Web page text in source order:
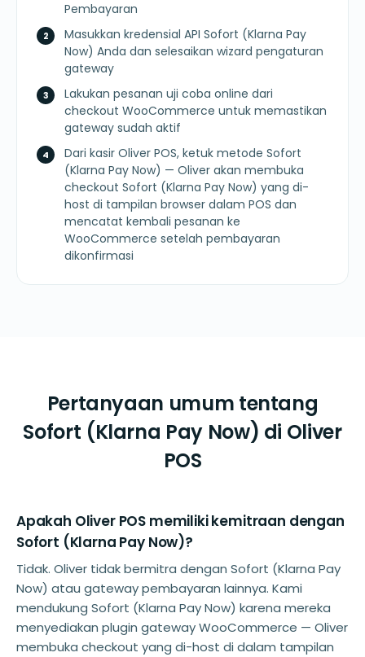
Pembayaran
Masukkan kredensial API Sofort (Klarna Pay
Now) Anda dan selesaikan wizard pengaturan
gateway
Lakukan pesanan uji coba online dari
checkout WooCommerce untuk memastikan
gateway sudah aktif
Dari kasir Oliver POS, ketuk metode Sofort
(Klarna Pay Now) — Oliver akan membuka
checkout Sofort (Klarna Pay Now) yang di-
host di tampilan browser dalam POS dan
mencatat kembali pesanan ke
WooCommerce setelah pembayaran
dikonfirmasi
Pertanyaan umum tentang
Sofort (Klarna Pay Now) di Oliver
POS
Apakah Oliver POS memiliki kemitraan dengan
Sofort (Klarna Pay Now)?
Tidak. Oliver tidak bermitra dengan Sofort (Klarna Pay
Now) atau gateway pembayaran lainnya. Kami
mendukung Sofort (Klarna Pay Now) karena mereka
menyediakan plugin gateway WooCommerce — Oliver
membuka checkout yang di-host di dalam tampilan